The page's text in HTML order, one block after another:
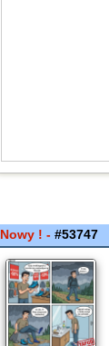
Nowy ! -#53747